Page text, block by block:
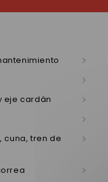
eje cardán
cuna, tren de